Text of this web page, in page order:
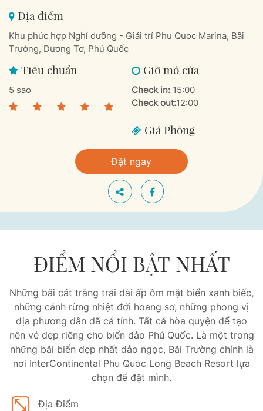
Địa điểm
Khu phức hợp Nghỉ dưỡng - Giải trí Phu Quoc Marina, Bãi
Trường, Dương Tơ, Phú Quốc
Tiêu chuẩn
5 sao
Giờ mở cửa
Check in: 15:00
Check out:12:00
Giá Phòng
Đặt ngay
ĐIỂM NỔI BẬT NHẤT
Những bãi cát trắng trải dài ấp ôm mặt biển xanh biếc,
những cánh rừng nhiệt đới hoang sơ, những phong vị
địa phương dân dã cá tính. Tất cả hòa quyện để tạo
nên vẻ đẹp riêng cho biển đảo Phú Quốc. Là một trong
những bãi biển đẹp nhất đảo ngọc, Bãi Trường chính là
nơi InterContinental Phu Quoc Long Beach Resort lựa
chọn để đặt mình.
Địa Điểm